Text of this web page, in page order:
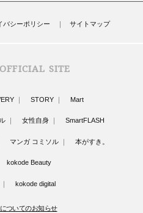
バシーポリシー サイトマップ
SITE
STORY Mart
女性自身 SmartFLASH
マンガ コミソル 本がすき。
kokode Beauty
kokode digital
ついてのお知らせ